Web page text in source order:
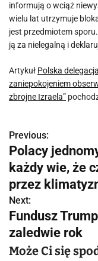
informują o wciąż
wielu lat utrzymuje
jest przedmiotem
ją za nielegalną i
Artykuł Polska
zaniepokojeniem
zbrojne Izraela”
N
a
w
i
g
a
Previous:
Polacy
każdy wie, że
przez
Next:
Fundusz
zaledwie rok
Może Ci się